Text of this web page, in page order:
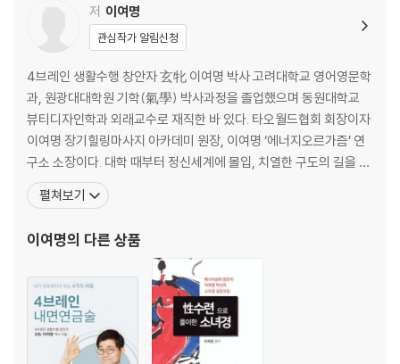
두뇌에 신호를 전달하는 다양한 복뇌호르몬들
복뇌는 원초적 면역력의 보고
복뇌의 자율신경계와 호르몬계, 면역계의 네트워크
복뇌를 통해 살아나는 잠재능력
배꼽은 우주로 통하는 문이다
배꼽을 보면 건강상태와 성품, 운명과 미래가 보인다
신비한 배꼽관상
배꼽으로 보는 건강상태
PART3. 5단계 복뇌건강법 실천하기
이완 - 강화 - 각성의 세 과정
1단계 : 장을 풀어주는 운동
1. 골반 좌우로 흔들기
2. 골반 앞뒤로 흔들기
3. 수평으로 허리 돌리기
저 이여명
관심작가 알림신청
4브레인 생활수행 창안자 玄牝 이여명 박사 고려대학교 영어영문학
과, 원광대대학원 기학(氣學) 박사과정을 졸업했으며 동원대학교
뷰티디자인학과 외래교수로 재직한 바 있다. 타오월드협회 회장이자
이여명 장기힐링마사지 아카데미 원장, 이여명 ‘에너지오르가즘’ 연
구소 소장이다. 대학 때부터 정신세계에 몰입, 치열한 구도의 길을 걸
어오며 완전 건강과 깨달음을 얻고자 자연건강법과 타오수련에 정진
해왔다. 1997년부터 세계 최초로 타오수련에 입각한 ‘4브레인 생활
펼쳐보기
이여명의 다른 상품